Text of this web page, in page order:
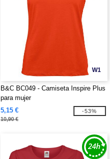
W1
B&C BC049 - Camiseta Inspire Plus
para mujer
5,15 €
10,90 €
-53%